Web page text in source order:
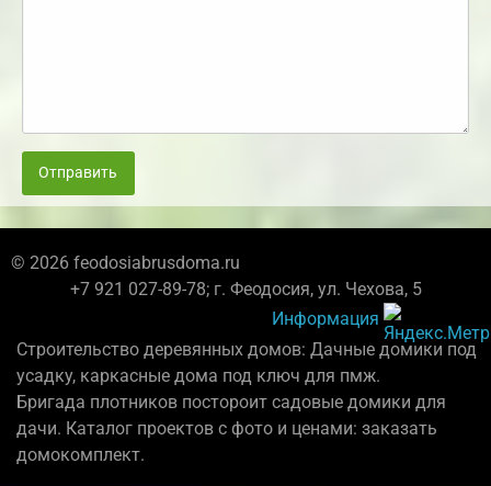
Отправить
© 2026 feodosiabrusdoma.ru
+7 921 027-89-78; г. Феодосия, ул. Чехова, 5
Информация
Строительство деревянных домов: Дачные домики под
усадку, каркасные дома под ключ для пмж.
Бригада плотников постороит садовые домики для
дачи. Каталог проектов с фото и ценами: заказать
домокомплект.